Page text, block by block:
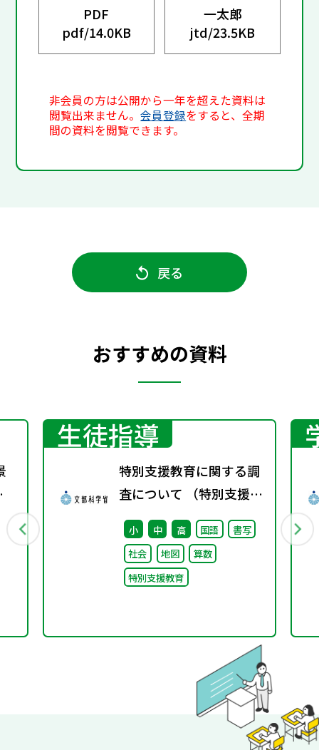
PDF
pdf/14.0KB
一太郎
jtd/23.5KB
非会員の方は公開から一年を超えた資料は
閲覧出来ません。会員登録をすると、全期
間の資料を閲覧できます。
戻る
おすすめの資料
生徒指導
特別支援教育に関する調
査について （特別支援教
育体制整備状況調査、通
級による指導実施状況調
査）
小 中 高 国語
書写
社会
地図
算数
特別支援教育